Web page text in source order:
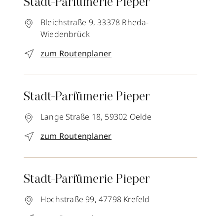
Stadt-Parfümerie Pieper
Bleichstraße 9, 33378 Rheda-
Wiedenbrück
zum Routenplaner
Stadt-Parfümerie Pieper
Lange Straße 18, 59302 Oelde
zum Routenplaner
Stadt-Parfümerie Pieper
Hochstraße 99, 47798 Krefeld